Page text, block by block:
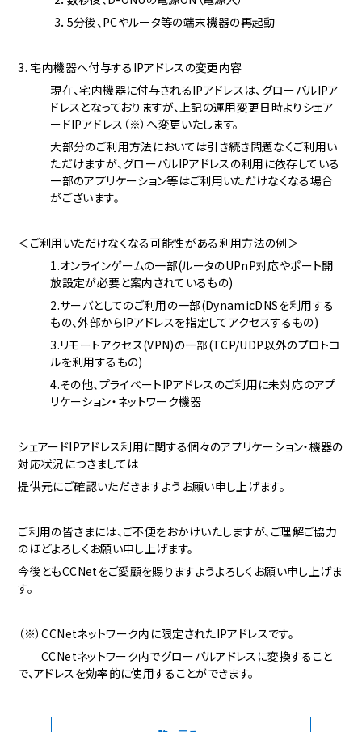
3．5分後、PCやルータ等の端末機器の再起動
3. 宅内機器へ付与するIPアドレスの変更内容
現在、宅内機器に付与されるIPアドレスは、グローバルIPア
ドレスとなっておりますが、上記の運用変更日時よりシェア
ードIPアドレス（※）へ変更いたします。
大部分のご利用方法においては引き続き問題なくご利用い
ただけますが、グローバルIPアドレスの利用に依存している
一部のアプリケーション等はご利用いただけなくなる場合
がございます。
＜ご利用いただけなくなる可能性がある利用方法の例＞
1.オンラインゲームの一部(ルータのUPnP対応やポート開
放設定が必要と案内されているもの)
2.サーバとしてのご利用の一部(DynamicDNSを利用する
もの、外部からIPアドレスを指定してアクセスするもの)
3.リモートアクセス(VPN)の一部(TCP/UDP以外のプロトコ
ルを利用するもの)
4.その他、プライベートIPアドレスのご利用に未対応のアプ
リケーション・ネットワーク機器
シェアードIPアドレス利用に関する個々のアプリケーション・機器の
対応状況につきましては
提供元にご確認いただきますようお願い申し上げます。
ご利用の皆さまには、ご不便をおかけいたしますが、ご理解ご協力
のほどよろしくお願い申し上げます。
今後ともCCNetをご愛顧を賜りますようよろしくお願い申し上げま
す。
（※）CCNetネットワーク内に限定されたIPアドレスです。
CCNetネットワーク内でグローバルアドレスに変換すること
で、アドレスを効率的に使用することができます。